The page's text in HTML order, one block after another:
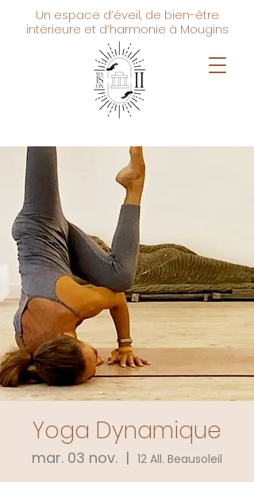
Un espace d’éveil, de bien-être
intérieure et d’harmonie à Mougins
Yoga Dynamique
mar. 03 nov.
  |
12 All. Beausoleil